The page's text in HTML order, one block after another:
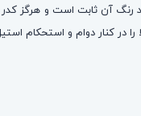
که به شما اطمینان می‌دهد